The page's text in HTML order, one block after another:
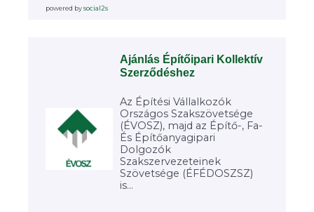
powered bysocial2s
Ajánlás Építőipari Kollektív
Szerződéshez
Az Építési Vállalkozók
Országos Szakszövetsége
(ÉVOSZ), majd az Építő-, Fa-
És Építőanyagipari
Dolgozók
Szakszervezeteinek
Szövetsége (ÉFÉDOSZSZ)
is...